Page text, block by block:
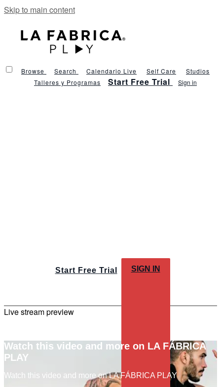
Skip to main content
Browse Search Calendario Live Self Care
Studios
Talleres y Programas
Start Free Trial Sign in
Start Free Trial SIGN IN
Live stream preview
Watch this video and more on LA FÁBRICA
PLAY
Watch this video and more on LA FÁBRICA PLAY